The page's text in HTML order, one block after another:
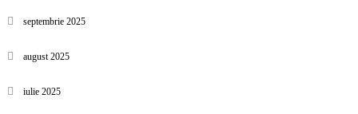
septembrie 2025
august 2025
iulie 2025